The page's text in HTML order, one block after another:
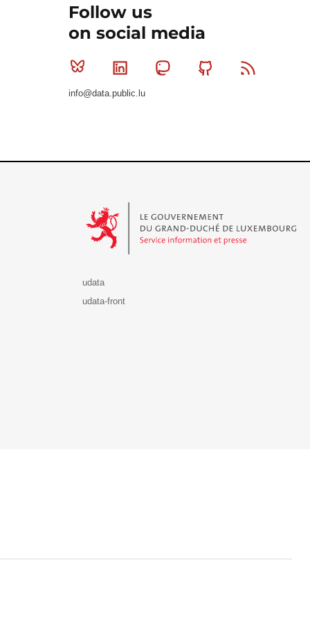
Follow us
on social media
Bluesky Linkedin MastodonGithub
info@data.public.lu
udata
udata-front